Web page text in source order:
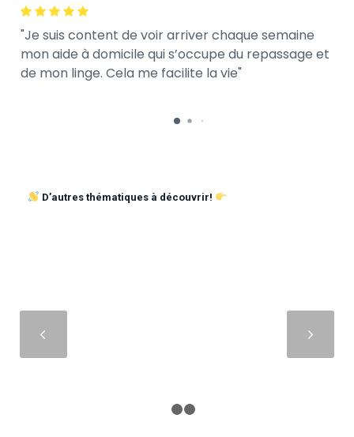
Je suis content de voir arriver chaque semaine
mon aide à domicile qui s’occupe du repassage et
de mon linge. Cela me facilite la vie
D’autres thématiques à découvrir!